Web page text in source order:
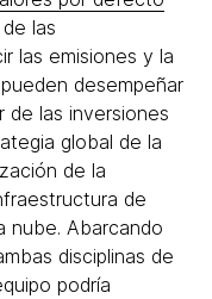
las
las emisiones y la
desempeñar
de las inversiones
global de la
de la
de
nube. Abarcando
disciplinas de
podría